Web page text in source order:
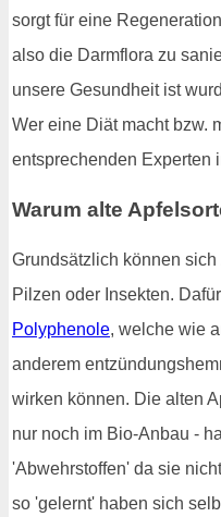
sorgt für eine
also die Darmflora zu
unsere Gesundheit ist
Wer eine Diät macht bzw.
entsprechenden Experten
Warum alte
Grundsätzlich können
Pilzen oder Insekten.
Polyphenole, welche wie
anderem
wirken können. Die alten
nur noch im Bio-Anbau -
'Abwehrstoffen' da sie
so 'gelernt' haben sich